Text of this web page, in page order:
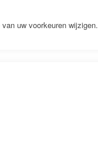
uw voorkeuren